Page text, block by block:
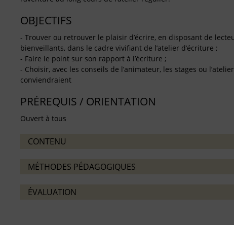
OBJECTIFS
- Trouver ou retrouver le plaisir d’écrire, en disposant de
bienveillants, dans le cadre vivifiant de l’atelier d’écriture ;
- Faire le point sur son rapport à l’écriture ;
- Choisir, avec les conseils de l’animateur, les stages ou
conviendraient
PRÉREQUIS / ORIENTATION
Ouvert à tous
CONTENU
MÉTHODES PÉDAGOGIQUES
ÉVALUATION